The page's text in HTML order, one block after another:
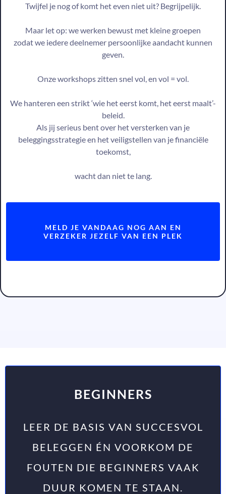
Twijfel je nog of komt het even niet uit? Begrijpelijk.
Maar let op: we werken bewust met kleine groepen
zodat we iedere deelnemer persoonlijke aandacht kunnen
geven.
Onze workshops zitten snel vol, en vol = vol.
We hanteren een strikt ‘wie het eerst komt, het eerst maalt’-
beleid.
Als jij serieus bent over het versterken van je
beleggingsstrategie en het veiligstellen van je financiële
toekomst,
wacht dan niet te lang.
MELD JE VANDAAG NOG AAN EN
VERZEKER JEZELF VAN EEN PLEK
BEGINNERS
LEER DE BASIS VAN SUCCESVOL
BELEGGEN ÉN VOORKOM DE
FOUTEN DIE BEGINNERS VAAK
DUUR KOMEN TE STAAN.